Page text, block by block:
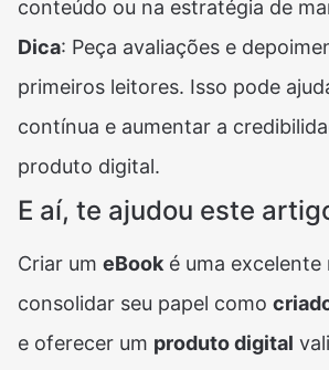
conteúdo ou na estratégia de
Dica: Peça avaliações e
primeiros leitores. Isso pode
contínua e aumentar a
produto digital.
E aí, te ajudou este
Criar um eBook é uma excelente
consolidar seu papel como
e oferecer um produto digital